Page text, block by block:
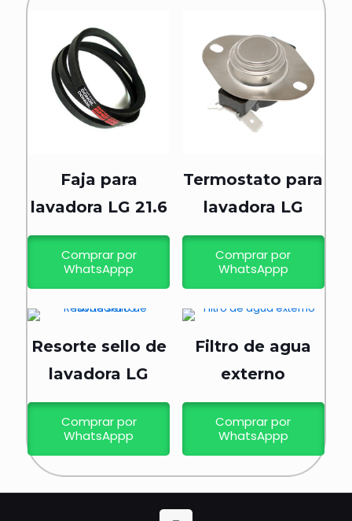
Faja para
lavadora LG 21.6
Comprar por
WhatsAppp
Termostato para
lavadora LG
Comprar por
WhatsAppp
Resorte sello de
lavadora LG
Comprar por
WhatsAppp
Filtro de agua
externo
Comprar por
WhatsAppp